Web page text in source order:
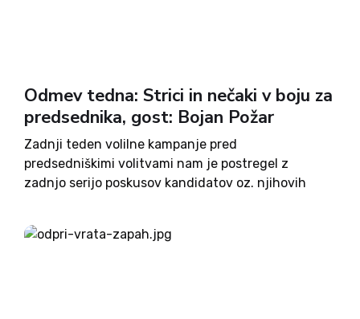
Odmev tedna: Strici in nečaki v boju za
predsednika, gost: Bojan Požar
Zadnji teden volilne kampanje pred
predsedniškimi volitvami nam je postregel z
zadnjo serijo poskusov kandidatov oz. njihovih
prav njih oz. njihovega kandidata. Besedno sta se
spopadla tudi Milan Kučan in Robert Golob, ki